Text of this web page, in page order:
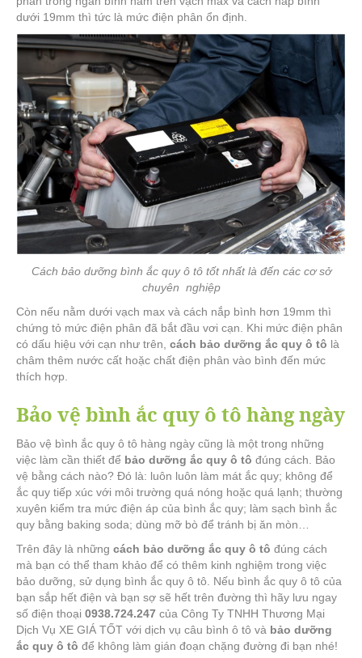
dưới 19mm thì tức là mức điện phân ổn định.
Cách bảo dưỡng bình ắc quy ô tô tốt nhất là đến các cơ sở
chuyên nghiệp
Còn nếu nằm dưới vạch max và cách nắp bình hơn 19mm thì
chứng tỏ mức điện phân đã bắt đầu vơi cạn. Khi mức điện phân
có dấu hiệu với cạn như trên, cách bảo dưỡng ắc quy ô tô là
châm thêm nước cất hoặc chất điện phân vào bình đến mức
thích hợp.
Bảo vệ bình ắc quy ô tô hàng ngày
Bảo vệ bình ắc quy ô tô hàng ngày cũng là một trong những
việc làm cần thiết để bảo dưỡng ắc quy ô tô đúng cách. Bảo
vệ bằng cách nào? Đó là: luôn luôn làm mát ắc quy; không để
ắc quy tiếp xúc với môi trường quá nóng hoặc quá lạnh; thường
xuyên kiểm tra mức điện áp của bình ắc quy; làm sạch bình ắc
quy bằng baking soda; dùng mỡ bò để tránh bị ăn mòn…
Trên đây là những cách bảo dưỡng ắc quy ô tô đúng cách
mà bạn có thể tham khảo để có thêm kinh nghiệm trong việc
bảo dưỡng, sử dụng bình ắc quy ô tô. Nếu bình ắc quy ô tô của
bạn sắp hết điện và bạn sợ sẽ hết trên đường thì hãy lưu ngay
số điện thoại 0938.724.247 của Công Ty TNHH Thương Mại
Dịch Vụ XE GIÁ TỐT với dịch vụ câu bình ô tô và bảo dưỡng
ắc quy ô tô để không làm gián đoạn chặng đường đi bạn nhé!